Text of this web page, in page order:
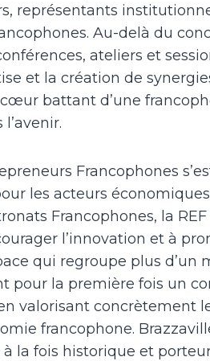
représentants
Au-delà du
ateliers et
et la création de
battant d’une
Francophones
les acteurs
Francophones, la REF
l’innovation et à
qui regroupe plus d’un
pour la première fois un
valorisant concrètement
francophone.
la fois historique et